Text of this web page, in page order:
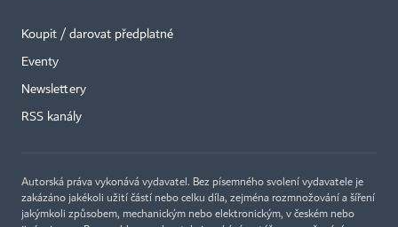
Koupit / darovat předplatné
Eventy
Newslettery
RSS kanály
Autorská práva vykonává vydavatel. Bez písemného svolení vydavatele je
zakázáno jakékoli užití částí nebo celku díla, zejména rozmnožování a šíření
jakýmkoli způsobem, mechanickým nebo elektronickým, v českém nebo